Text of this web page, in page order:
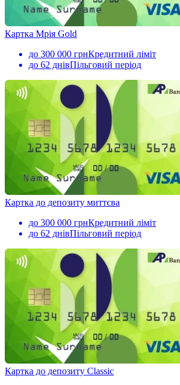
Картка Мрія Gold
до 300 000 грнКредитний ліміт
до 62 днівПільговий період
Картка до депозиту миттєва
до 300 000 грнКредитний ліміт
до 62 днівПільговий період
Картка до депозиту Classic